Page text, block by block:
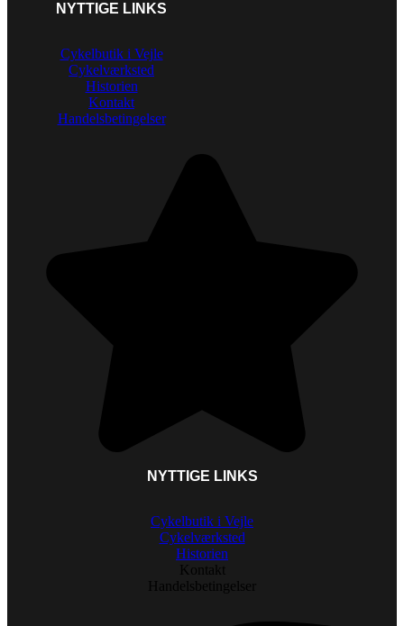
NYTTIGE LINKS
Cykelbutik i Vejle
Cykelværksted
Historien
Kontakt
Handelsbetingelser
NYTTIGE LINKS
Cykelbutik i Vejle
Cykelværksted
Historien
Kontakt
Handelsbetingelser